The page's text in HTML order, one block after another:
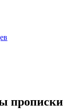
прописки